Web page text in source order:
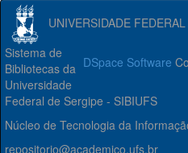
UNIVERSIDADE
DSpace Software
Sistema de
Bibliotecas da
Universidade
Federal de Sergipe - SIBIUFS
Núcleo de Tecnologia da
repositorio@academico.ufs.br